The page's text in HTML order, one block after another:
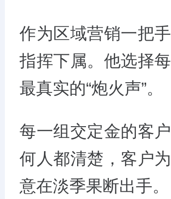
作为区域营销一把
指挥下属。他选择
最真实的“炮火声”。
每一组交定金的客
何人都清楚，客户
意在淡季果断出手。